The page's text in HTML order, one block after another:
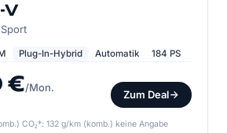
V
Plug-In-Hybrid Automatik 184 PS
€/Mon.
Zum Deal
CO₂*: 132 g/km (komb.) keine Angabe